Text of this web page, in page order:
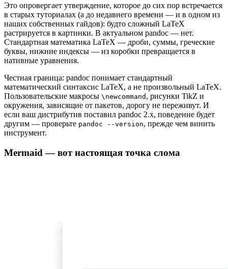
Это опровергает утверждение, которое до сих пор встречается
в старых туториалах (а до недавнего времени — и в одном из
наших собственных гайдов): будто сложный LaTeX
растрируется в картинки. В актуальном pandoc — нет.
Стандартная математика LaTeX — дроби, суммы, греческие
буквы, нижние индексы — из коробки превращается в
нативные уравнения.
Честная граница: pandoc понимает стандартный
математический синтаксис LaTeX, а не произвольный LaTeX.
Пользовательские макросы \newcommand , рисунки TikZ и
окружения, зависящие от пакетов, дорогу не переживут. И
если ваш дистрибутив поставил pandoc 2.x, поведение будет
другим — проверьте pandoc --version, прежде чем винить
инструмент.
Mermaid — вот настоящая точка слома